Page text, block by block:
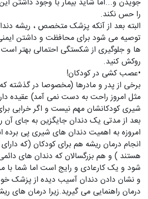
جویدن و...اما شاید بیمار با وجود داشتن
را حس نکند.
البته بعد از آنکه پزشک متخصص ، ریشه
توصیه می شود برای محافظت و داشتن
ها و جلوگیری از شکستگی احتمالی بهتر است
روکش کنید.
•عصب کشی در کودکان!
برخی از پدر و مادرها (مخصوصا در گذشته
مثل امروز راحت به دست نمی آمد) عقیده
شیری کودکانشان مهم نیست و اگر خرابی
بعد از مدتی یک دندان جایگزین به جای آن
امروزه به اهمیت دندان های شیری پی برده
انجام درمان ریشه هم برای کودکان (که
هستند ) و هم بزرگسالان که دندان های
شود و یک کارعادی و رایج است اما شما با
و نشان دادن دندان آسیب دیده از پزشک
درمان راهنمایی می گیرید.زیرا درمان های